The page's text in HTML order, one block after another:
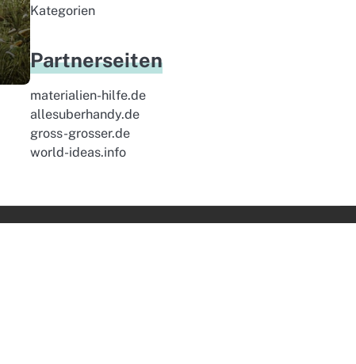
Kategorien
Partnerseiten
materialien-hilfe.de
allesuberhandy.de
gross-grosser.de
world-ideas.info